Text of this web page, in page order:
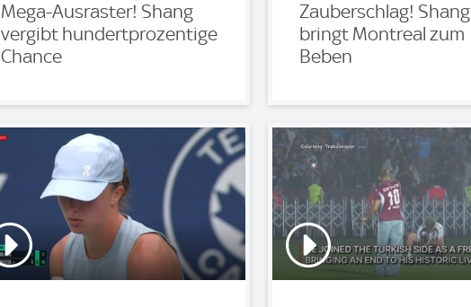
Mega-Ausraster! Shang
vergibt hundertprozentige
Chance
Zauberschlag! Shang
bringt Montreal zum
Beben